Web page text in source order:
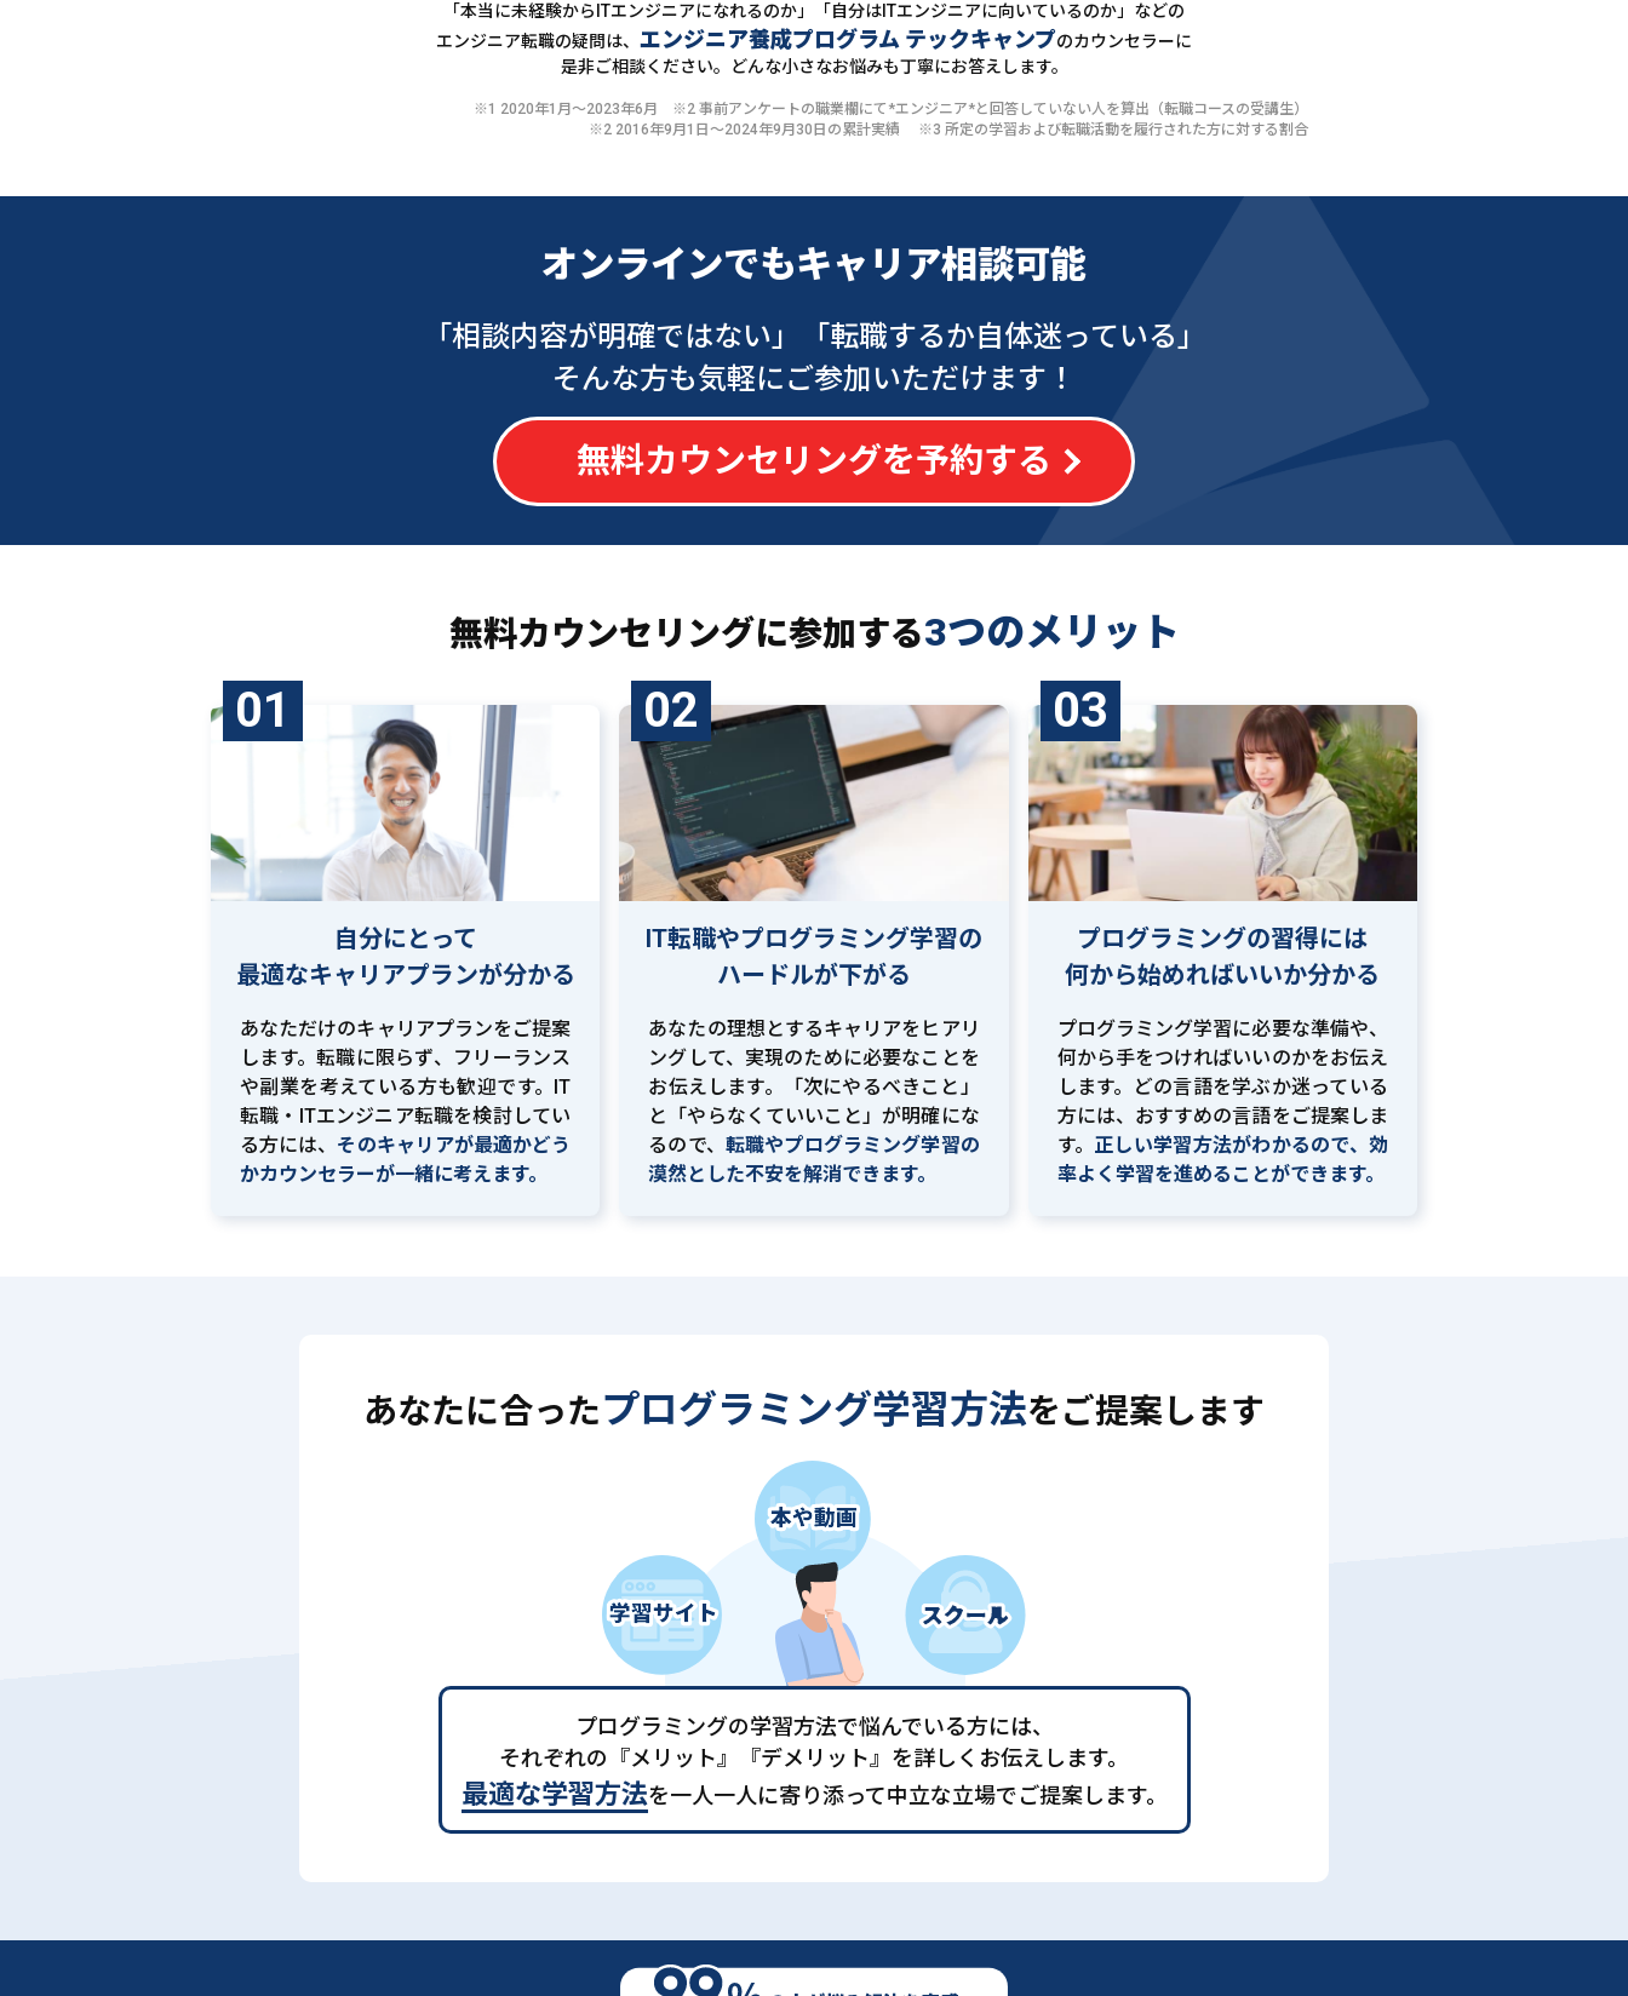
「本当に未経験からITエンジニアになれるのか」「自分はITエンジニアに向いているのか」などの
エンジニア転職の疑問は、 エンジニア養成プログラム テックキャンプのカウンセラーに
是非ご相談ください。どんな小さなお悩みも丁寧にお答えします。
※1 2020年1月〜2023年6月 ※2 事前アンケートの職業欄にて*エンジニア*と回答していない人を算出（転職コースの受講生）
※2 2016年9月1日〜2024年9月30日の累計実績 ※3 所定の学習および転職活動を履行された方に対する割合
オンラインでもキャリア相談可能
「相談内容が明確ではない」
「転職するか自体迷っている」
そんな方も気軽にご参加いただけます！
無料カウンセリングを予約する
無料カウンセリングに参加する3つのメリット
01
自分にとって
最適なキャリアプランが分かる
あなただけのキャリアプランをご提案
します。転職に限らず、フリーランス
や副業を考えている方も歓迎です。IT
転職・ITエンジニア転職を検討してい
る方には、 そのキャリアが最適かどう
かカウンセラーが一緒に考えます。
02
IT転職やプログラミング学習の
ハードルが下がる
あなたの理想とするキャリアをヒアリ
ングして、実現のために必要なことを
お伝えします。「次にやるべきこと」
と「やらなくていいこと」が明確にな
るので、 転職やプログラミング学習の
漠然とした不安を解消できます。
03
プログラミングの習得には
何から始めればいいか分かる
プログラミング学習に必要な準備や、
何から手をつければいいのかをお伝え
します。どの言語を学ぶか迷っている
方には、おすすめの言語をご提案しま
す。 正しい学習方法がわかるので、効
率よく学習を進めることができます。
あなたに合ったプログラミング学習方法をご提案します
プログラミングの学習方法で悩んでいる方には、
それぞれの『メリット』『デメリット』を詳しくお伝えします。
最適な学習方法を一人一人に寄り添って中立な立場でご提案します。